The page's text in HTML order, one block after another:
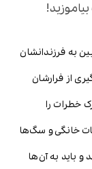
به فرزندانشان
از فرارشان
خطرات را
خانگی و سگ‌ها
و باید به آن‌ها